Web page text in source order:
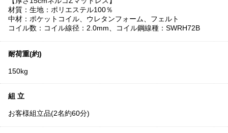
材質：生地：ポリエステル100％
中材：ポケットコイル、ウレタンフォーム、フェルト
コイル数：コイル線径：2.0mm、コイル鋼線種：SWRH72B
耐荷重(約)
150kg
組 立
お客様組立品(2名約60分)